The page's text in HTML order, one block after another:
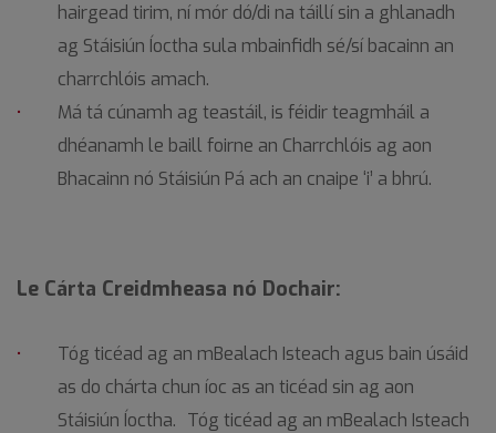
hairgead tirim, ní mór dó/di na táillí sin a ghlanadh
ag Stáisiún Íoctha sula mbainfidh sé/sí bacainn an
charrchlóis amach.
Má tá cúnamh ag teastáil, is féidir teagmháil a
dhéanamh le baill foirne an Charrchlóis ag aon
Bhacainn nó Stáisiún Pá ach an cnaipe ‘i’ a bhrú.
Le Cárta Creidmheasa nó Dochair:
Tóg ticéad ag an mBealach Isteach agus bain úsáid
as do chárta chun íoc as an ticéad sin ag aon
Stáisiún Íoctha. Tóg ticéad ag an mBealach Isteach